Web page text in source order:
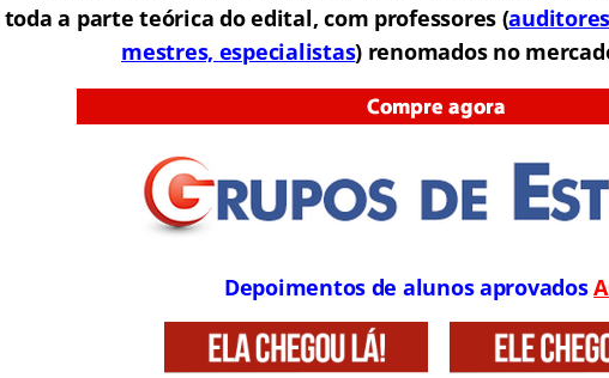
toda a parte teórica do edital, com professores (
mestres, especialistas) renomados no
Depoimentos de alunos aprovados